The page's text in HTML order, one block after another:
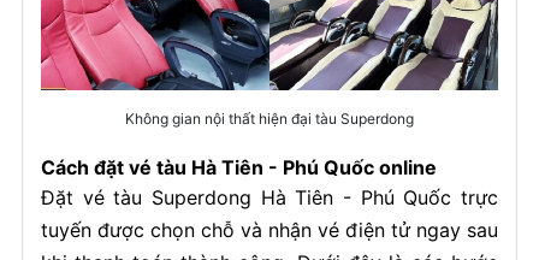
Không gian nội thất hiện đại tàu Superdong
Cách đặt vé tàu Hà Tiên - Phú Quốc online
Đặt vé tàu Superdong Hà Tiên - Phú Quốc trực
tuyến được chọn chỗ và nhận vé điện tử ngay sau